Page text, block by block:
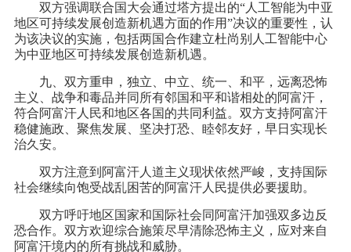
双方强调联合国大会通过塔方提出的“人工智能为中亚
地区可持续发展创造新机遇方面的作用”决议的重要性，认
为该决议的实施，包括两国合作建立杜尚别人工智能中心
为中亚地区可持续发展创造新机遇。
九、双方重申，独立、中立、统一、和平，远离恐怖
主义、战争和毒品并同所有邻国和平和谐相处的阿富汗，
符合阿富汗人民和地区各国的共同利益。双方支持阿富汗
稳健施政、聚焦发展、坚决打恐、睦邻友好，早日实现长
治久安。
双方注意到阿富汗人道主义现状依然严峻，支持国际
社会继续向饱受战乱困苦的阿富汗人民提供必要援助。
双方呼吁地区国家和国际社会同阿富汗加强双多边反
恐合作。双方欢迎综合施策尽早清除恐怖主义，应对来自
阿富汗境内的所有挑战和威胁。